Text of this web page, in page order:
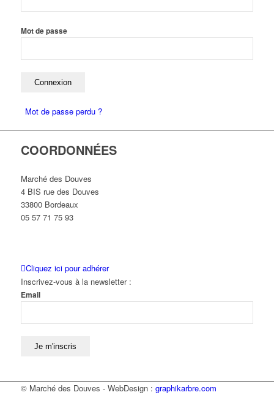
Mot de passe
Mot de passe perdu ?
COORDONNÉES
Marché des Douves
4 BIS rue des Douves
33800 Bordeaux
05 57 71 75 93
Cliquez ici pour adhérer
Inscrivez-vous à la newsletter :
Email
© Marché des Douves - WebDesign : graphikarbre.com